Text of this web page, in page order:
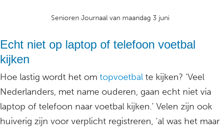
Senioren Journaal van maandag 3 juni
Echt niet op laptop of telefoon voetbal
kijken
Hoe lastig wordt het om topvoetbal te kijken? ‘Veel
Nederlanders, met name ouderen, gaan echt niet via
laptop of telefoon naar voetbal kijken.’ Velen zijn ook
huiverig zijn voor verplicht registreren, ‘al was het maar